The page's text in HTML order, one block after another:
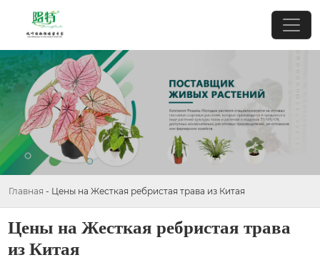
Главная - Цены на Жесткая ребристая трава из Китая
Цены на Жесткая ребристая трава
из Китая